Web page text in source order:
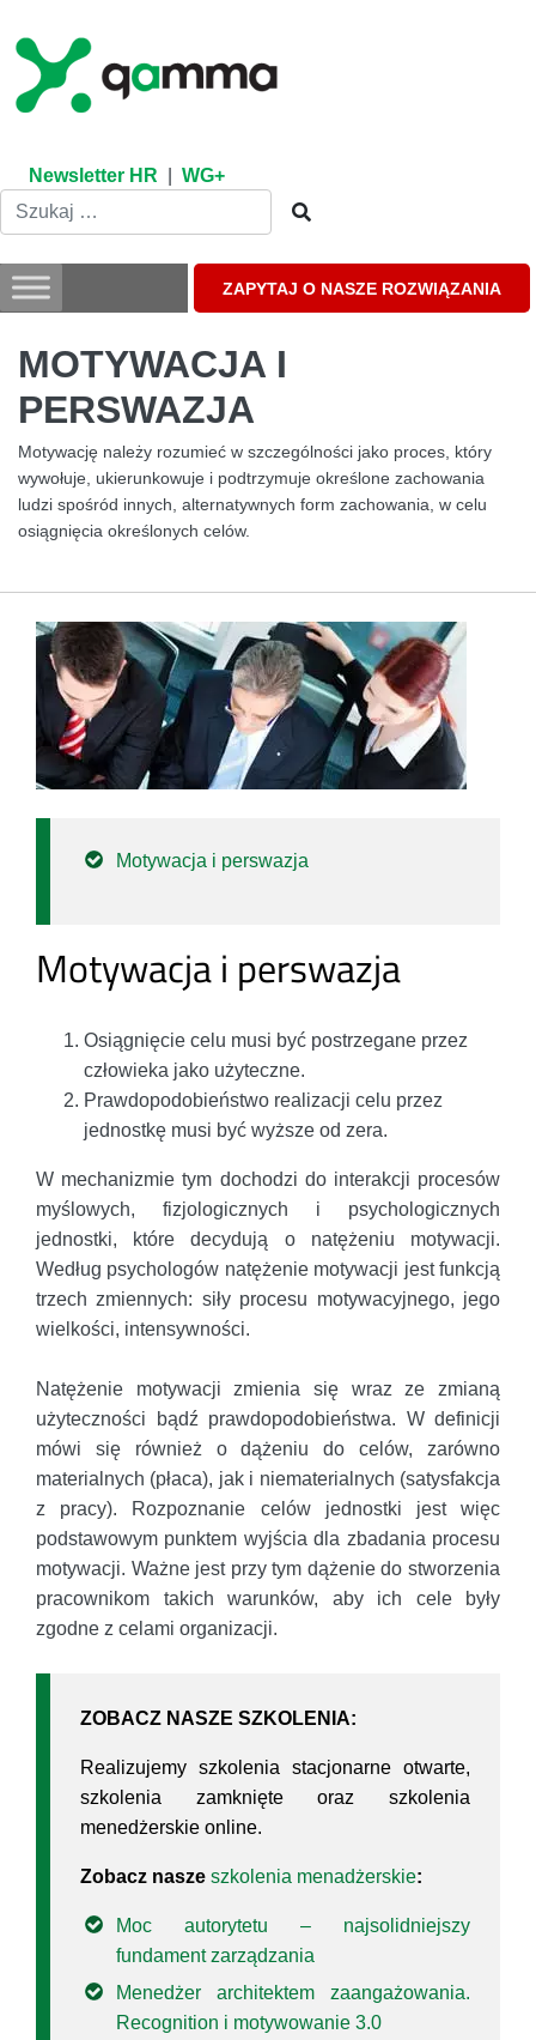
content
Newsletter HR WG+
ZAPYTAJ O NASZE ROZWIĄZANIA
MOTYWACJA I
PERSWAZJA
Motywację należy rozumieć w szczególności jako proces, który
wywołuje, ukierunkowuje i podtrzymuje określone zachowania
ludzi spośród innych, alternatywnych form zachowania, w celu
osiągnięcia określonych celów.
Motywacja i perswazja
Motywacja i perswazja
Osiągnięcie celu musi być postrzegane przez
człowieka jako użyteczne.
Prawdopodobieństwo realizacji celu przez
jednostkę musi być wyższe od zera.
W mechanizmie tym dochodzi do interakcji procesów
myślowych, fizjologicznych i psychologicznych
jednostki, które decydują o natężeniu motywacji.
Według psychologów natężenie motywacji jest funkcją
trzech zmiennych: siły procesu motywacyjnego, jego
wielkości, intensywności.
Natężenie motywacji zmienia się wraz ze zmianą
użyteczności bądź prawdopodobieństwa. W definicji
mówi się również o dążeniu do celów, zarówno
materialnych (płaca), jak i niematerialnych (satysfakcja
z pracy). Rozpoznanie celów jednostki jest więc
podstawowym punktem wyjścia dla zbadania procesu
motywacji. Ważne jest przy tym dążenie do stworzenia
pracownikom takich warunków, aby ich cele były
zgodne z celami organizacji.
ZOBACZ NASZE SZKOLENIA:
Realizujemy szkolenia stacjonarne otwarte,
szkolenia zamknięte oraz szkolenia
menedżerskie online.
Zobacz nasze szkolenia menadżerskie:
Moc autorytetu – najsolidniejszy
fundament zarządzania
Menedżer architektem zaangażowania.
Recognition i motywowanie 3.0